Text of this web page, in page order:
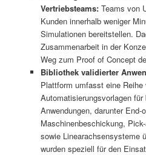
Vertriebsteams: Teams von
Kunden innerhalb weniger
Simulationen bereitstellen.
Zusammenarbeit in der
Weg zum Proof of Concept
Bibliothek validierter
Plattform umfasst eine Reihe
Automatisierungsvorlagen
Anwendungen, darunter End-
Maschinenbeschickung,
sowie Linearachsensysteme
wurden speziell für den